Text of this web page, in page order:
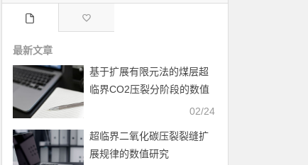
最新文章
基于扩展有限元法的煤层超
临界CO2压裂分阶段的数值
02/24
超临界二氧化碳压裂裂缝扩
展规律的数值研究